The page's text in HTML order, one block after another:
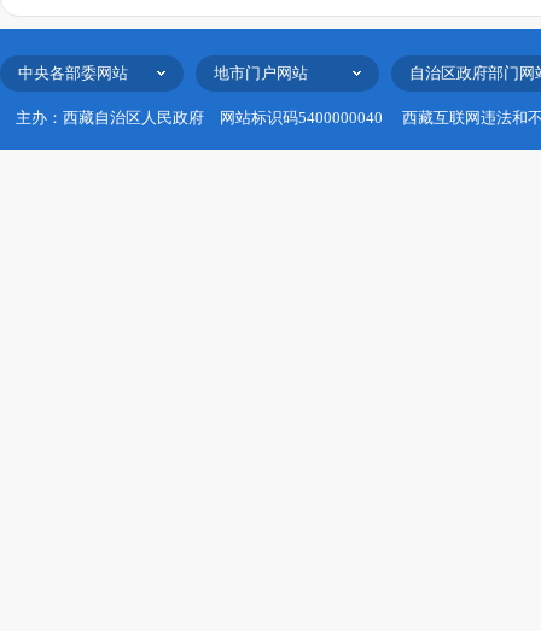
中央各部委网站 地市门户网站 自治区政府部门网
主办：西藏自治区人民政府 网站标识码5400000040 西藏互联网违法和